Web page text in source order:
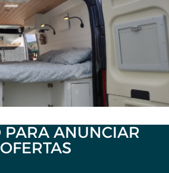
PARA ANUNCIAR
OFERTAS